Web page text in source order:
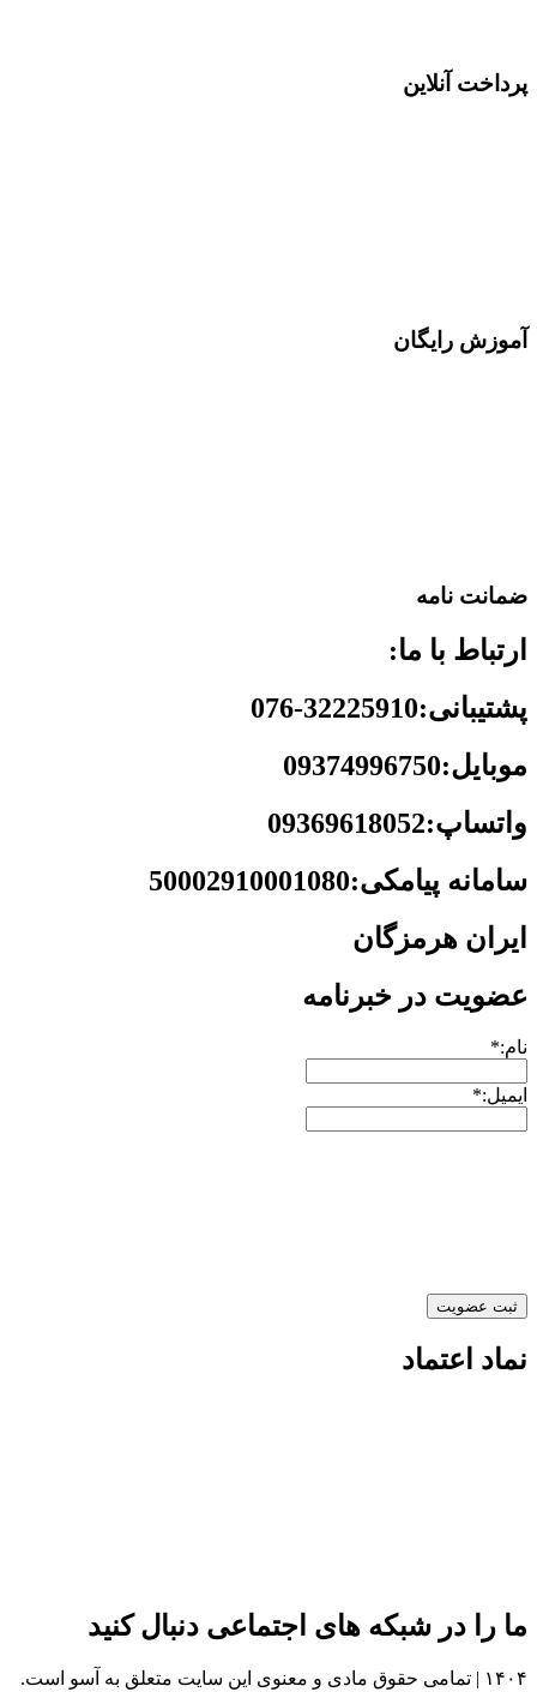
پرداخت آنلاین
آموزش رایگان
ضمانت نامه
ارتباط با ما:
پشتیبانی:32225910-076
موبایل:09374996750
واتساپ:09369618052
سامانه پیامکی:50002910001080
ایران هرمزگان
عضویت در خبرنامه
نام:*
ایمیل:*
نماد اعتماد
ما را در شبکه های اجتماعی دنبال کنید
۱۴۰۴ | تمامی حقوق مادی و معنوی این سایت متعلق به آسو است.